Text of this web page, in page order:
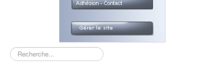
Rechercher